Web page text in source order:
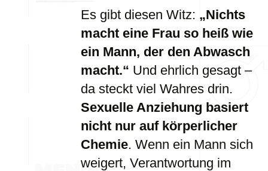
Es gibt diesen Witz: „Nichts
macht eine Frau so heiß wie
ein Mann, der den Abwasch
macht.“ Und ehrlich gesagt –
da steckt viel Wahres drin.
Sexuelle Anziehung basiert
nicht nur auf körperlicher
Chemie. Wenn ein Mann sich
weigert, Verantwortung im